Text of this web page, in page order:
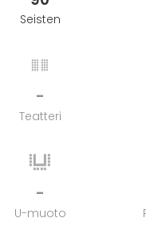
Seisten
-
Teatteri
-
U-muoto